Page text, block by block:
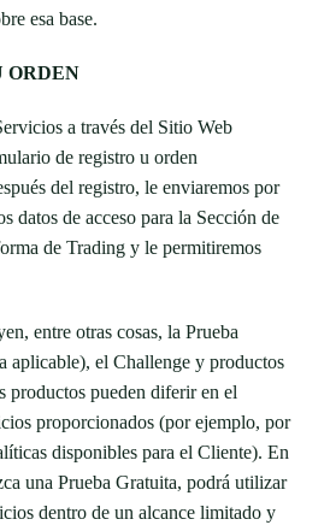
esa base.
ORDEN
a través del Sitio Web
de registro u orden
del registro, le enviaremos por
datos de acceso para la Sección de
de Trading y le permitiremos
entre otras cosas, la Prueba
aplicable), el Challenge y productos
productos pueden diferir en el
proporcionados (por ejemplo, por
disponibles para el Cliente). En
una Prueba Gratuita, podrá utilizar
dentro de un alcance limitado y